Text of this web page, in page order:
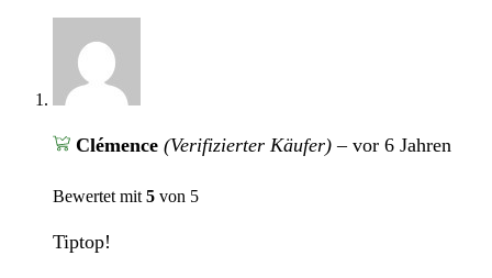
Clémence (Verifizierter Käufer) – vor 6 Jahren
Bewertet mit 5 von 5
Tiptop!